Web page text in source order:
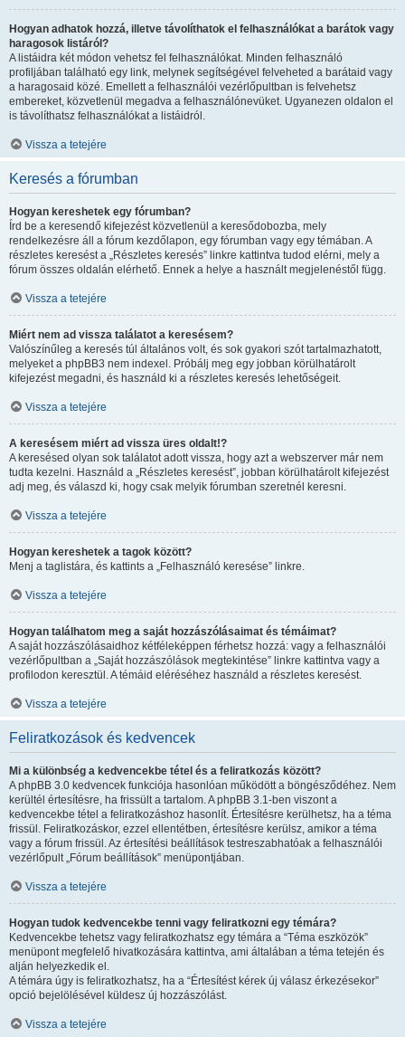
Hogyan adhatok hozzá, illetve távolíthatok el felhasználókat a barátok vagy
haragosok listáról?
A listáidra két módon vehetsz fel felhasználókat. Minden felhasználó
profiljában található egy link, melynek segítségével felveheted a barátaid vagy
a haragosaid közé. Emellett a felhasználói vezérlőpultban is felvehetsz
embereket, közvetlenül megadva a felhasználónevüket. Ugyanezen oldalon el
is távolíthatsz felhasználókat a listáidról.
Vissza a tetejére
Keresés a fórumban
Hogyan kereshetek egy fórumban?
Írd be a keresendő kifejezést közvetlenül a keresődobozba, mely
rendelkezésre áll a fórum kezdőlapon, egy fórumban vagy egy témában. A
részletes keresést a „Részletes keresés” linkre kattintva tudod elérni, mely a
fórum összes oldalán elérhető. Ennek a helye a használt megjelenéstől függ.
Vissza a tetejére
Miért nem ad vissza találatot a keresésem?
Valószínűleg a keresés túl általános volt, és sok gyakori szót tartalmazhatott,
melyeket a phpBB3 nem indexel. Próbálj meg egy jobban körülhatárolt
kifejezést megadni, és használd ki a részletes keresés lehetőségeit.
Vissza a tetejére
A keresésem miért ad vissza üres oldalt!?
A keresésed olyan sok találatot adott vissza, hogy azt a webszerver már nem
tudta kezelni. Használd a „Részletes keresést”, jobban körülhatárolt kifejezést
adj meg, és válaszd ki, hogy csak melyik fórumban szeretnél keresni.
Vissza a tetejére
Hogyan kereshetek a tagok között?
Menj a taglistára, és kattints a „Felhasználó keresése” linkre.
Vissza a tetejére
Hogyan találhatom meg a saját hozzászólásaimat és témáimat?
A saját hozzászólásaidhoz kétféleképpen férhetsz hozzá: vagy a felhasználói
vezérlőpultban a „Saját hozzászólások megtekintése” linkre kattintva vagy a
profilodon keresztül. A témáid eléréséhez használd a részletes keresést.
Vissza a tetejére
Feliratkozások és kedvencek
Mi a különbség a kedvencekbe tétel és a feliratkozás között?
A phpBB 3.0 kedvencek funkciója hasonlóan működött a böngésződéhez. Nem
kerültél értesítésre, ha frissült a tartalom. A phpBB 3.1-ben viszont a
kedvencekbe tétel a feliratkozáshoz hasonlít. Értesítésre kerülhetsz, ha a téma
frissül. Feliratkozáskor, ezzel ellentétben, értesítésre kerülsz, amikor a téma
vagy a fórum frissül. Az értesítési beállítások testreszabhatóak a felhasználói
vezérlőpult „Fórum beállítások” menüpontjában.
Vissza a tetejére
Hogyan tudok kedvencekbe tenni vagy feliratkozni egy témára?
Kedvencekbe tehetsz vagy feliratkozhatsz egy témára a “Téma eszközök”
menüpont megfelelő hivatkozására kattintva, ami általában a téma tetején és
alján helyezkedik el.
A témára úgy is feliratkozhatsz, ha a “Értesítést kérek új válasz érkezésekor”
opció bejelölésével küldesz új hozzászólást.
Vissza a tetejére